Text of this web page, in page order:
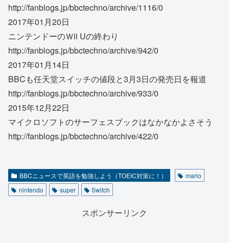
http://fanblogs.jp/bbctechno/archive/1116/0
2017年01月20日
ニンテンドーのＷii Uの終わり
http://fanblogs.jp/bbctechno/archive/942/0
2017年01月14日
BBCも任天堂スイッチの値段と3月3日の発売日を報道
http://fanblogs.jp/bbctechno/archive/933/0
2015年12月22日
マイクロソフトのサーフェスブックはなかなかよさそう
http://fanblogs.jp/bbctechno/archive/422/0
BBCニュースで英語を勉強しよう（TOEIC対策に！）
mario
nintendo
super Switch
スポンサーリンク